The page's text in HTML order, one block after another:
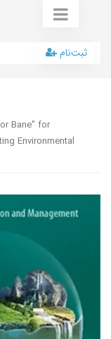
ثبت‌نام
Bane" for
Environmental